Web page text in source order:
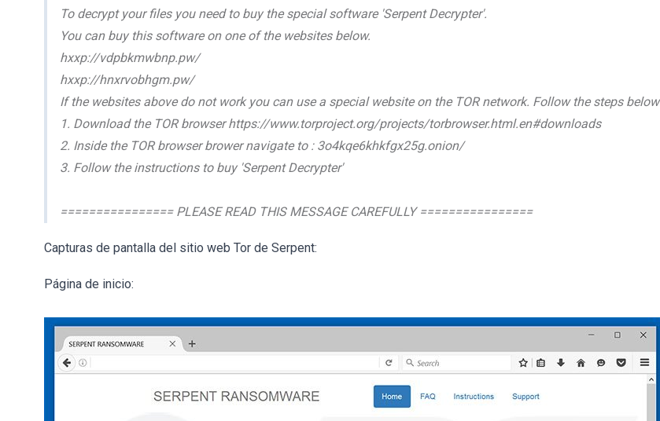
To decrypt your files you need to buy the special software 'Serpent Decrypter'.
You can buy this software on one of the websites below.
hxxp://vdpbkmwbnp.pw/
hxxp://hnxrvobhgm.pw/
If the websites above do not work you can use a special website on the TOR network. Follow the steps below
1. Download the TOR browser https://www.torproject.org/projects/torbrowser.html.en#downloads
2. Inside the TOR browser brower navigate to : 3o4kqe6khkfgx25g.onion/
3. Follow the instructions to buy 'Serpent Decrypter'
================ PLEASE READ THIS MESSAGE CAREFULLY ================
Capturas de pantalla del sitio web Tor de Serpent:
Página de inicio: